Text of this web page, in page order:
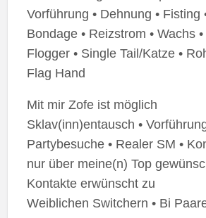
Vorführung • Dehnung • Fisting
Bondage • Reizstrom • Wachs
Flogger • Single Tail/Katze •
Flag Hand
Mit mir Zofe ist möglich
Sklav(inn)entausch •
Partybesuche • Realer SM •
nur über meine(n) Top
Kontakte erwünscht zu
Weiblichen Switchern • Bi